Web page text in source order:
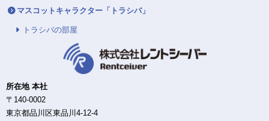
マスコットキャラクター「トラシバ」
トラシバの部屋
所在地 本社
〒140-0002
東京都品川区東品川4-12-4